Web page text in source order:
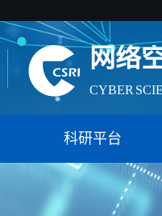
网络
CYBER
国家智能
网络
CYBER
科研平台